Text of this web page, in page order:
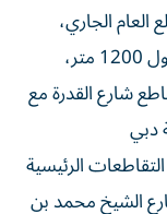
الجاري،
ضمن مشروع تطوير شارع القدرة، جسراً بطول 1200 متر،
شارع القدرة مع
دبي
الرئيسية
الشيخ محمد بن